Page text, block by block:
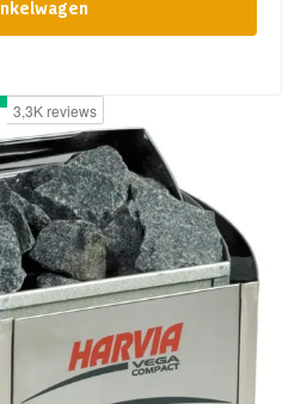
en krassen opgelopen tijdens
geweest en daarom is de doos
(u hebt minimaal 20 kg
max m3: 1.3 -2.5 m3